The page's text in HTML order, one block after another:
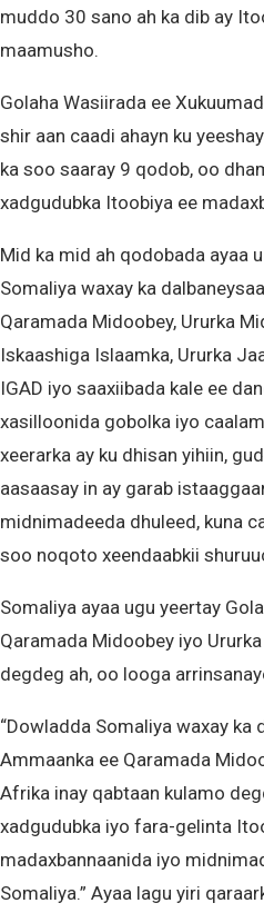
muddo 30 sano ah ka dib ay
maamusho.
Golaha Wasiirada ee
shir aan caadi ahayn ku
ka soo saaray 9 qodob, oo
xadgudubka Itoobiya ee
Mid ka mid ah qodobada ayaa
Somaliya waxay ka
Qaramada Midoobey, Ururka
Iskaashiga Islaamka, Ururka
IGAD iyo saaxiibada kale ee
xasilloonida gobolka iyo
xeerarka ay ku dhisan yihiin,
aasaasay in ay garab
midnimadeeda dhuleed, kuna
soo noqoto xeendaabkii
Somaliya ayaa ugu yeertay
Qaramada Midoobey iyo
degdeg ah, oo looga
“Dowladda Somaliya waxay ka
Ammaanka ee Qaramada
Afrika inay qabtaan kulamo
xadgudubka iyo fara-gelinta
madaxbannaanida iyo
Somaliya.” Ayaa lagu yiri